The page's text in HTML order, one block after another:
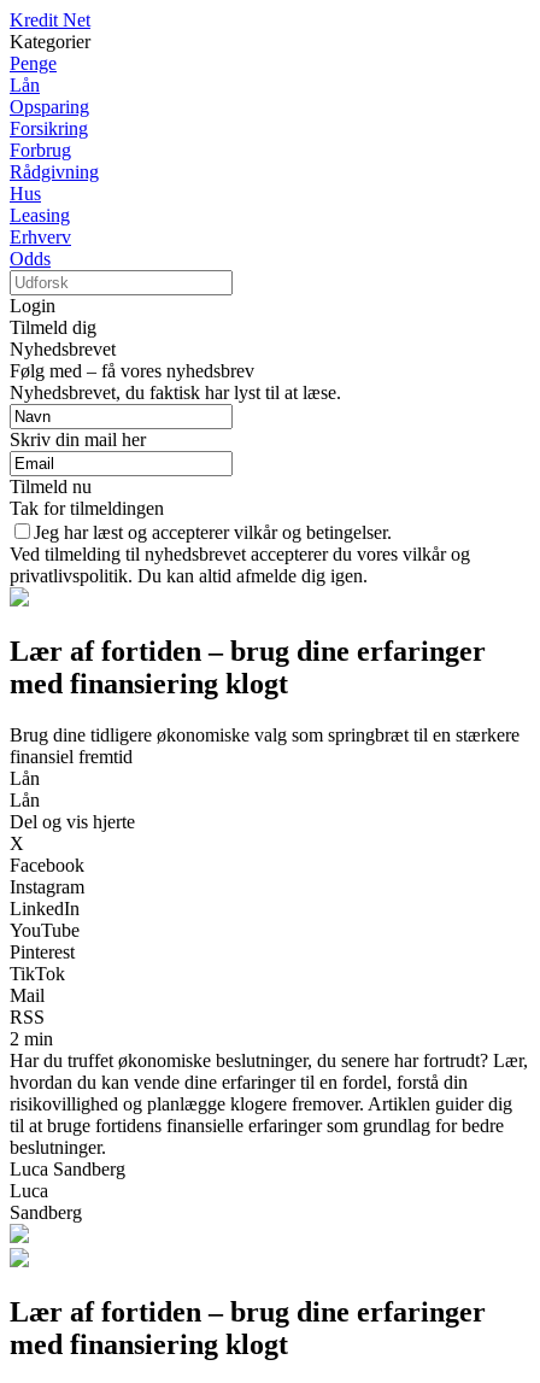
Kredit Net
Kategorier
Penge
Lån
Opsparing
Forsikring
Forbrug
Rådgivning
Hus
Leasing
Erhverv
Odds
Login
Tilmeld dig
Nyhedsbrevet
Følg med – få vores nyhedsbrev
Nyhedsbrevet, du faktisk har lyst til at læse.
Skriv din mail her
Tilmeld nu
Tak for tilmeldingen
Jeg har læst og accepterer vilkår og betingelser.
Ved tilmelding til nyhedsbrevet accepterer du vores vilkår og
privatlivspolitik. Du kan altid afmelde dig igen.
Lær af fortiden – brug dine erfaringer
med finansiering klogt
Brug dine tidligere økonomiske valg som springbræt til en stærkere
finansiel fremtid
Lån
Lån
Del og vis hjerte
X
Facebook
Instagram
LinkedIn
YouTube
Pinterest
TikTok
Mail
RSS
2 min
Har du truffet økonomiske beslutninger, du senere har fortrudt? Lær,
hvordan du kan vende dine erfaringer til en fordel, forstå din
risikovillighed og planlægge klogere fremover. Artiklen guider dig
til at bruge fortidens finansielle erfaringer som grundlag for bedre
beslutninger.
Luca Sandberg
Luca
Sandberg
Lær af fortiden – brug dine erfaringer
med finansiering klogt